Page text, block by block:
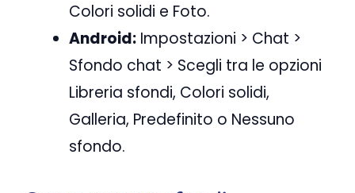
Colori solidi e Foto.
​​Android: Impostazioni > Chat > ​​
Sfondo chat > Scegli tra le opzioni
Libreria sfondi, Colori solidi,
Galleria, Predefinito o Nessuno
sfondo.